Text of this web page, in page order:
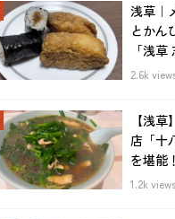
浅草｜
とかん
「浅
2.6k
【浅
店「十
を堪能
1.2k views